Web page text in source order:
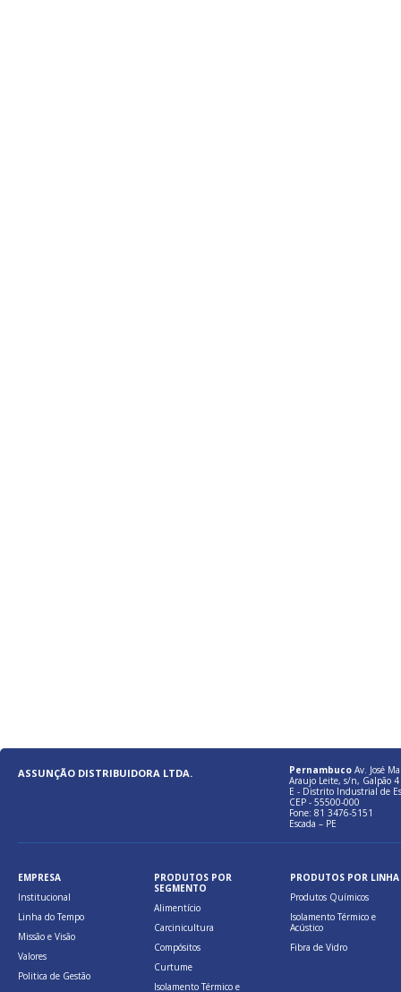
ASSUNÇÃO DISTRIBUIDORA LTDA. Pernambuco Av. José
Araujo Leite, s/n, Galpão 4
E - Distrito Industrial de
CEP - 55500-000
Fone: 81 3476-5151
Escada – PE
EMPRESA
Institucional
Linha do Tempo
Missão e Visão
Valores
Politica de Gestão
PRODUTOS POR
SEGMENTO
Alimentício
Carcinicultura
Compósitos
Curtume
Isolamento Térmico e
PRODUTOS POR LINHA
Produtos Químicos
Isolamento Térmico e
Acústico
Fibra de Vidro